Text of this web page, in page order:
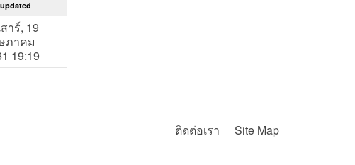
าร์, 19
ภาคม
19:19